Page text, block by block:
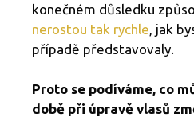
konečném důsledku
nerostou tak rychle, jak
případě představovaly.
Proto se podíváme, co
době při úpravě vlasů